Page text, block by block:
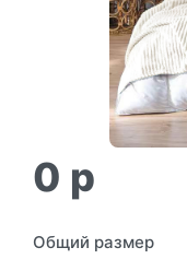
0 p
Общий размер